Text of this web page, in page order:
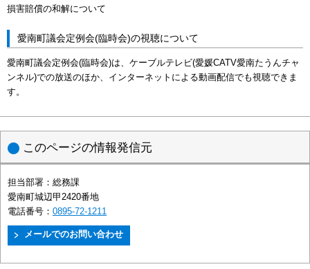
損害賠償の和解について
愛南町議会定例会(臨時会)の視聴について
愛南町議会定例会(臨時会)は、ケーブルテレビ(愛媛CATV愛南たうんチャ
ンネル)での放送のほか、インターネットによる動画配信でも視聴できま
す。
このページの情報発信元
担当部署： 総務課
愛南町城辺甲2420番地
電話番号： 0895-72-1211